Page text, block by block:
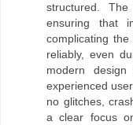
structured.
ensuring that
complicating
reliably, even
modern
experienced
no glitches,
a clear focus